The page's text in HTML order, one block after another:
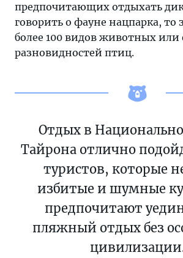
предпочитающих отдыхать
говорить о фауне нацпарка, то
более 100 видов животных или
разновидностей птиц.
Отдых в
Тайрона отлично
туристов, которые
избитые и шумные
предпочитают
пляжный отдых без